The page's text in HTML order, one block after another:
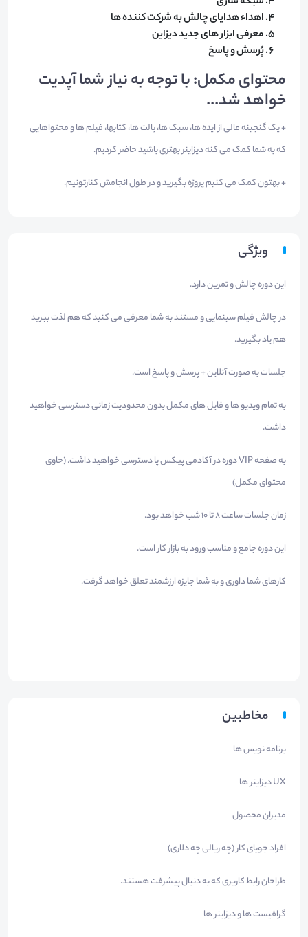
اهداء هدایای چالش به شرکت کننده ها
معرفی ابزار های جدید دیزاین
پُرسش و پاسخ
محتوای مکمل: با توجه به نیاز شما آپدیت
خواهد شد...
+ یک گنجینه عالی از ایده ها، سبک ها، پالت ها، کتابها، فیلم ها و محتواهایی
که به شما کمک می کنه دیزاینر بهتری باشید حاضر کردیم.
+ بهتون کمک می کنیم پروژه بگیرید و در طول انجامش کنارتونیم.
ویژگی
این دوره چالش و تمرین دارد.
در چالش فیلم سینمایی و مستند به شما معرفی می کنید که هم لذت ببرید
هم یاد بگیرید.
جلسات به صورت آنلاین + پرسش و پاسخ است.
به تمام ویدیو ها و فایل های مکمل بدون محدودیت زمانی دسترسی خواهید
داشت.
به صفحه VIP دوره در آکادمی پیکس پا دسترسی خواهید داشت. (حاوی
محتوای مکمل)
زمان جلسات ساعت 8 تا 10 شب خواهد بود.
این دوره جامع و مناسب ورود به بازار کار است.
کارهای شما داوری و به شما جایزه ارزشمند تعلق خواهد گرفت.
مخاطبین
برنامه نویس ها
UX دیزاینر ها
مدیران محصول
افراد جویای کار (چه ریالی چه دلاری)
طراحان رابط کاربری که به دنبال پیشرفت هستند.
گرافیست ها و دیزاینر ها